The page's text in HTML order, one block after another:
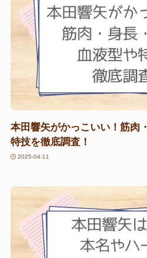
本田響矢がかっこいい！筋肉
特技を徹底調査！
2025-04-11